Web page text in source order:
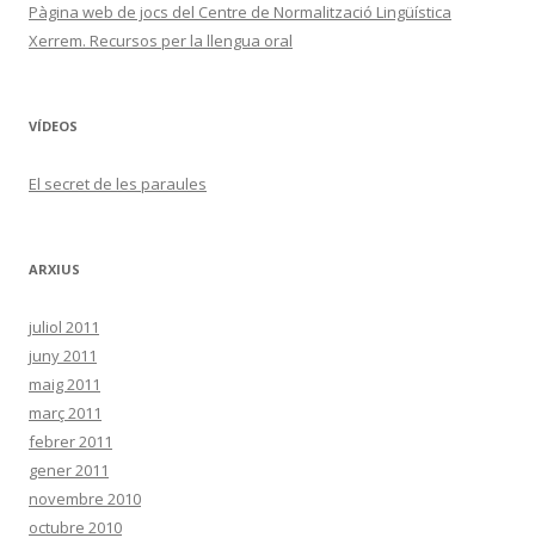
Pàgina web de jocs del Centre de Normalització Lingüística
Xerrem. Recursos per la llengua oral
VÍDEOS
El secret de les paraules
ARXIUS
juliol 2011
juny 2011
maig 2011
març 2011
febrer 2011
gener 2011
novembre 2010
octubre 2010